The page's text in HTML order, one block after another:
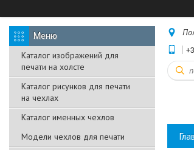
Каталог изображений для
печати на холсте
Каталог рисунков для печати
на чехлах
Каталог именных чехлов
Модели чехлов для печати